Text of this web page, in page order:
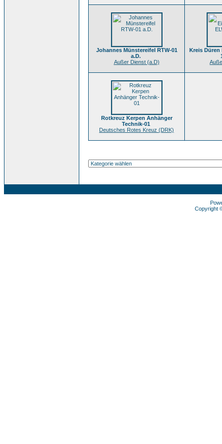
Johannes Münstereifel RTW-01
a.D.
Außer Dienst (a.D)
Kreis Düren
Rotkreuz Kerpen Anhänger
Technik-01
Deutsches Rotes Kreuz (DRK)
Copyright